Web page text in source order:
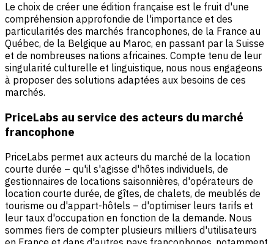
Le choix de créer une édition française est le fruit d'une
compréhension approfondie de l'importance et des
particularités des marchés francophones, de la France au
Québec, de la Belgique au Maroc, en passant par la Suisse
et de nombreuses nations africaines. Compte tenu de leur
singularité culturelle et linguistique, nous nous engageons
à proposer des solutions adaptées aux besoins de ces
marchés.
PriceLabs au service des acteurs du marché
francophone
PriceLabs permet aux acteurs du marché de la location
courte durée – qu'il s'agisse d'hôtes individuels, de
gestionnaires de locations saisonnières, d'opérateurs de
location courte durée, de gîtes, de chalets, de meublés de
tourisme ou d'appart-hôtels – d'optimiser leurs tarifs et
leur taux d'occupation en fonction de la demande. Nous
sommes fiers de compter plusieurs milliers d'utilisateurs